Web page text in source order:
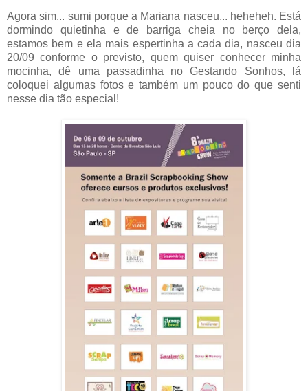
Agora sim... sumi porque a Mariana nasceu... heheheh. Está
dormindo quietinha e de barriga cheia no berço dela,
estamos bem e ela mais espertinha a cada dia, nasceu dia
20/09 conforme o previsto, quem quiser conhecer minha
mocinha, dê uma passadinha no Gestando Sonhos, lá
coloquei algumas fotos e também um pouco do que senti
nesse dia tão especial!